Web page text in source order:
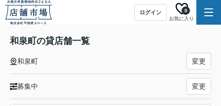
ログイン
お気に入り
0
和泉町の貸店舗一覧
和泉町 変更
募集中 変更